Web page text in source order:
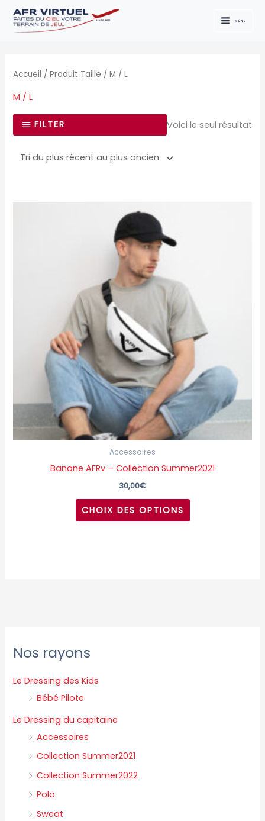
Aller
MENU
Nos rayons
Le Dressing des Kids
Bébé Pilote
Le Dressing du capitaine
Accessoires
Collection Summer2021
Collection Summer2022
Polo
Sweat
Accueil / Produit Taille / M / L
M / L
FILTER Voici le seul résultat
Accessoires
Banane AFRv – Collection Summer2021
30,00€
CHOIX DES OPTIONS
options
peuvent
être
sur
la
produit